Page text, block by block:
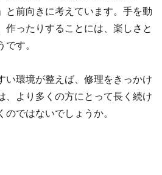
と前向きに考えています。手を動
作ったりすることには、楽しさと
す。
い環境が整えば、修理をきっかけ
、より多くの方にとって長く続け
のではないでしょうか。